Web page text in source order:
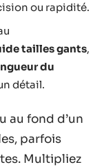
ou rapidité.
tailles gants,
du
détail.
au fond d’un
parfois
Multipliez